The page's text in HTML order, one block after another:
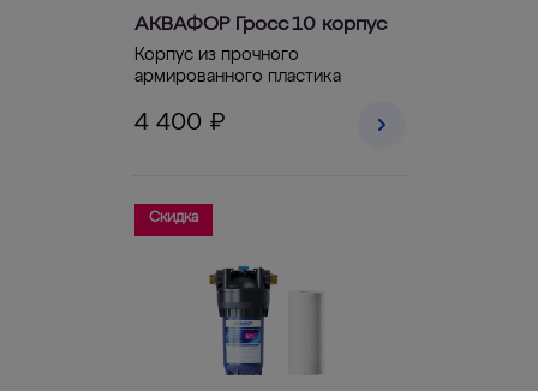
АКВАФОР Гросс 10 корпус
Корпус из прочного
армированного пластика
4 400 ₽
Скидка